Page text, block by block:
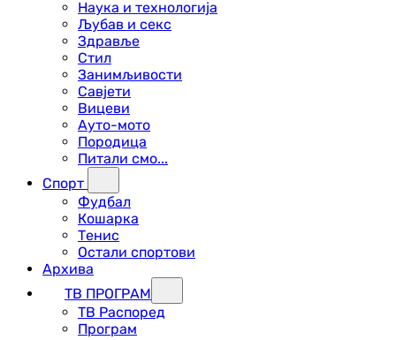
Наука и технологија
Љубав и секс
Здравље
Стил
Занимљивости
Савјети
Вицеви
Ауто-мото
Породица
Питали смо...
Спорт
Фудбал
Кошарка
Тенис
Остали спортови
Архива
ТВ ПРОГРАМ
ТВ Распоред
Програм